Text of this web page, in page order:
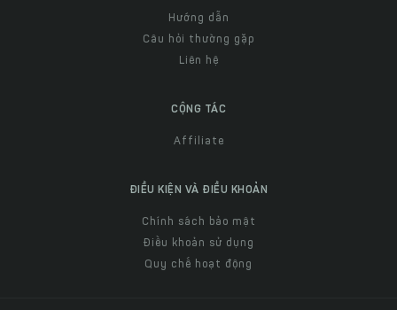
Hướng dẫn
Câu hỏi thường gặp
Liên hệ
CỘNG TÁC
Affiliate
ĐIỀU KIỆN VÀ ĐIỀU KHOẢN
Chính sách bảo mật
Điều khoản sử dụng
Quy chế hoạt động